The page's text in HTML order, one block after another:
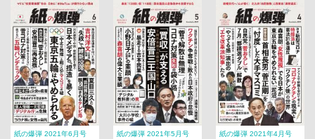
紙の爆弾 2021年6月号 紙の爆弾 2021年5月号 紙の爆弾 2021年4月号